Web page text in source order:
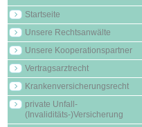
Startseite
Unsere Rechtsanwälte
Unsere Kooperationspartner
Vertragsarztrecht
Krankenversicherungsrecht
private Unfall-
(Invaliditäts-)Versicherung